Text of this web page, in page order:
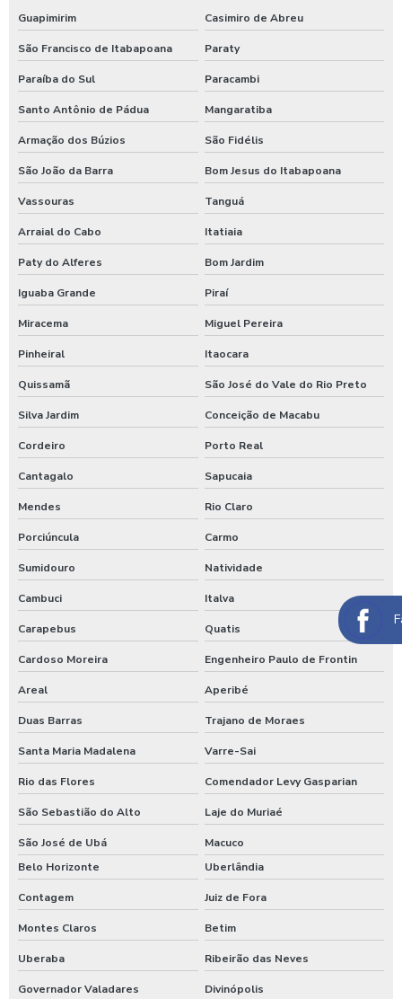
Lavador de ônibus preco
Lavadora de alta pressão com controle remoto
Lavadora de alta pressão para lavar caminhões
Lavadora de alta pressão para lavar ônibus
Lavadora automática de carros
Lavadora automática de carros preço
Lavadora de caminhão
Lavadora self service de carros
Lavagem automática de carros
Lavagem automática de veículos
Lavagem de caminhão
Lavagem de caminhão equipamentos
Lavagem de caminhão de lixo
Lavagem de caminhão preço
Lavagem de carros self service
Lavagem expressa
Lavagem de ônibus
Lavagem self service de automóveis
Lavagem self service carros
Lavagem de trator
Lavagem de veículos pesados
Limpa sider
Guapimirim Casimiro de Abreu
São Francisco de Itabapoana Paraty
Paraíba do Sul Paracambi
Santo Antônio de Pádua Mangaratiba
Armação dos Búzios São Fidélis
São João da Barra Bom Jesus do Itabapoana
Vassouras Tanguá
Arraial do Cabo Itatiaia
Paty do Alferes Bom Jardim
Iguaba Grande Piraí
Miracema Miguel Pereira
Pinheiral Itaocara
Quissamã São José do Vale do Rio Preto
Silva Jardim Conceição de Macabu
Cordeiro Porto Real
Cantagalo Sapucaia
Mendes Rio Claro
Porciúncula Carmo
Sumidouro Natividade
Cambuci Italva
Carapebus Quatis
Cardoso Moreira Engenheiro Paulo de Frontin
Areal Aperibé
Duas Barras Trajano de Moraes
Santa Maria Madalena Varre-Sai
Rio das Flores Comendador Levy Gasparian
São Sebastião do Alto Laje do Muriaé
São José de Ubá
Macuco
Belo Horizonte
Uberlândia
Contagem Juiz de Fora
Montes Claros Betim
Uberaba Ribeirão das Neves
Governador Valadares Divinópolis